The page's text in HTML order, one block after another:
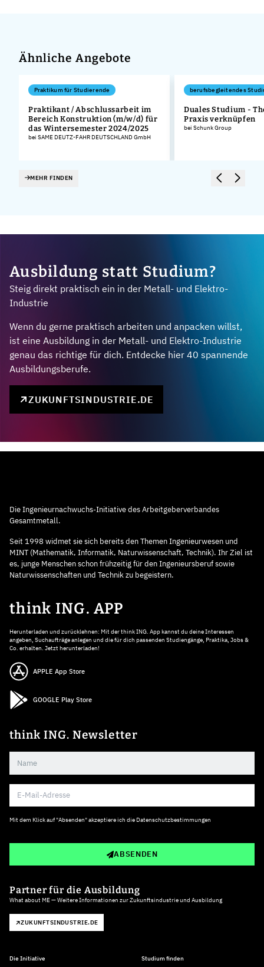
Ähnliche Angebote
Praktikum für Studierende
Praktikant / Abschlussarbeit im
Bereich Konstruktion (m/w/d) für
das Wintersemester 2024/2025
bei SAME DEUTZ-FAHR DEUTSCHLAND GmbH
berufsbegleitendes
Duales Studium -
Praxis verknüpfen
bei Schunk Group
MEHR FINDEN
Ausbildung statt Studium?
Steig direkt praktisch ein in der Metall- und Elektro-
Industrie
Wenn du gerne praktisch arbeiten und anpacken willst,
ist eine Ausbildung in der Metall- und Elektro-Industrie
genau das richtige für dich. Entdecke hier 40 spannende
Ausbildungsberufe.
ZUKUNFTSINDUSTRIE.DE
Die Ingenieurnachwuchs-Initiative des Arbeitgeberverbandes
Gesamtmetall.
Seit 1998 widmet sie sich bereits den Themen Ingenieurwesen und
MINT (Mathematik, Informatik, Naturwissenschaft, Technik). Ihr Ziel ist
es, junge Menschen schon frühzeitig für den Ingenieursberuf sowie
Naturwissenschaften und Technik zu begeistern.
think ING. APP
Herunterladen und zurücklehnen: Mit der think ING. App kannst du deine Interessen
angeben, Suchaufträge anlegen und die für dich passenden Studiengänge, Praktika, Jobs &
Co. erhalten. Jetzt herunterladen!
APPLE App Store
GOOGLE Play Store
think ING. Newsletter
Mit dem Klick auf "Absenden" akzeptiere ich die Datenschutzbestimmungen
ABSENDEN
Partner für die Ausbildung
What about ME — Weitere Informationen zur Zukunftsindustrie und Ausbildung
ZUKUNFTSINDUSTRIE.DE
Die Initiative
Studium finden